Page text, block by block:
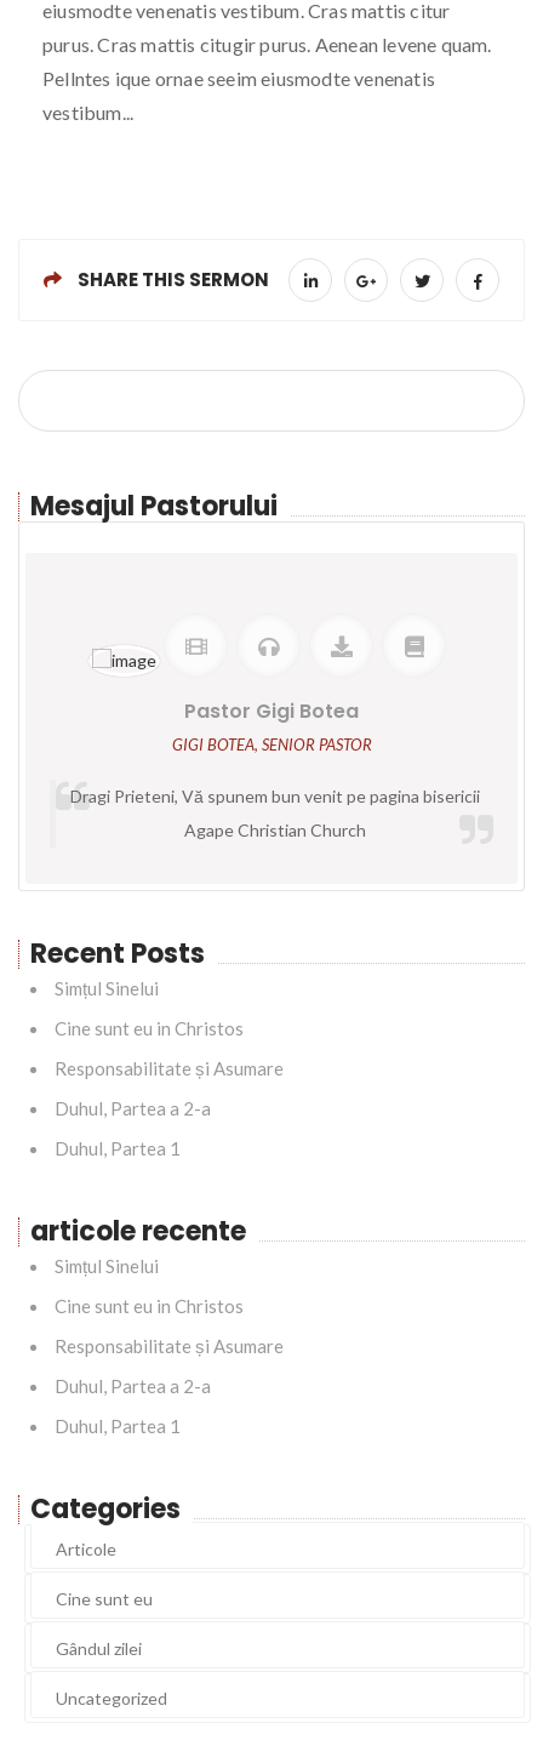
eiusmodte venenatis vestibum. Cras mattis citur
purus. Cras mattis citugir purus. Aenean levene quam.
Pellntes ique ornae seeim eiusmodte venenatis
vestibum...
SHARE THIS SERMON
Mesajul Pastorului
Pastor Gigi Botea
GIGI BOTEA, SENIOR PASTOR
Dragi Prieteni, Vă spunem bun venit pe pagina bisericii
Agape Christian Church
Recent Posts
Simțul Sinelui
Cine sunt eu in Christos
Responsabilitate și Asumare
Duhul, Partea a 2-a
Duhul, Partea 1
articole recente
Simțul Sinelui
Cine sunt eu in Christos
Responsabilitate și Asumare
Duhul, Partea a 2-a
Duhul, Partea 1
Categories
Articole
Cine sunt eu
Gândul zilei
Uncategorized